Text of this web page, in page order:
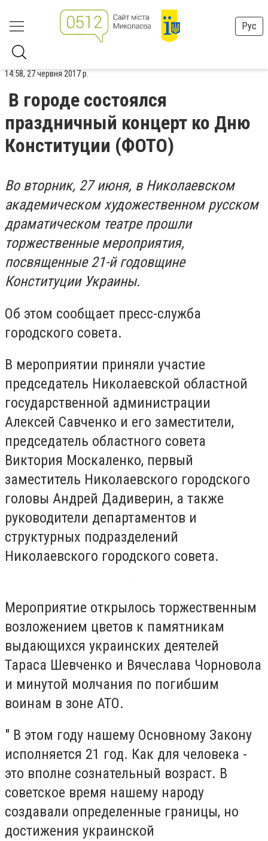
Рус
14:58, 27 червня 2017 р.
В городе состоялся
праздничный концерт ко Дню
Конституции (ФОТО)
Во вторник, 27 июня, в Николаевском
академическом художественном русском
драматическом театре прошли
торжественные мероприятия,
посвященные 21-й годовщине
Конституции Украины.
Об этом сообщает пресс-служба
городского совета.
В мероприятии приняли участие
председатель Николаевской областной
государственной администрации
Алексей Савченко и его заместители,
председатель областного совета
Виктория Москаленко, первый
заместитель Николаевского городского
головы Андрей Дадиверин, а также
руководители департаментов и
структурных подразделений
Николаевского городского совета.
Мероприятие открылось торжественным
возложением цветов к памятникам
выдающихся украинских деятелей
Тараса Шевченко и Вячеслава Чорновола
и минутой молчания по погибшим
воинам в зоне АТО.
" В этом году нашему Основному Закону
исполняется 21 год. Как для человека -
это вполне сознательный возраст. В
советское время нашему народу
создавали определенные границы, но
достижения украинской